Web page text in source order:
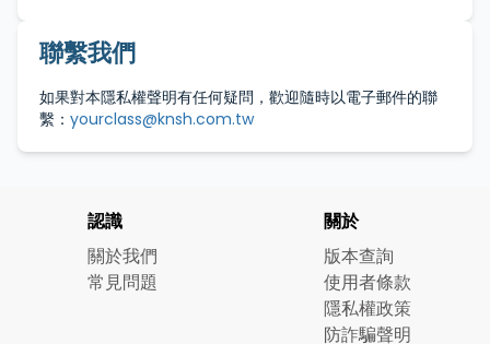
聯繫我們
如果對本隱私權聲明有任何疑問，歡迎隨時以電子郵件的聯
繫： yourclass@knsh.com.tw
認識
關於我們
常見問題
關於
版本查詢
使用者條款
隱私權政策
防詐騙聲明